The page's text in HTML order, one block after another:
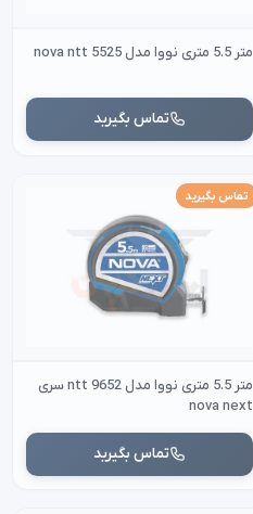
متر 5.5 متری نووا مدل nova ntt 5525
تماس بگیرید
تماس بگیرید
متر 5.5 متری نووا مدل ntt 9652 سری
nova next
تماس بگیرید